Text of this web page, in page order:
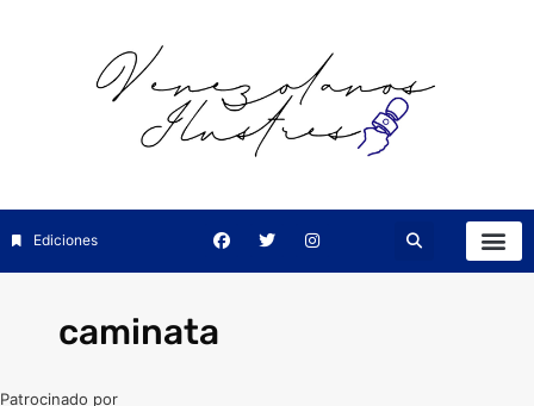
Ediciones
caminata
Patrocinado por